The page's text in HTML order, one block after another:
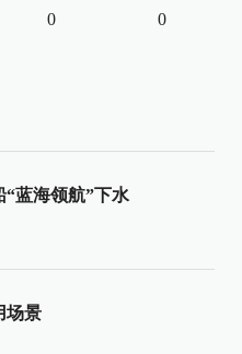
0 0
“蓝海领航”下水
场景